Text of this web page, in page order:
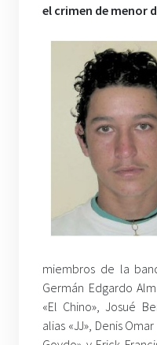
el crimen de menor
miembros de la
Germán Edgardo
«El Chino», Josué
alias «JJ», Denis